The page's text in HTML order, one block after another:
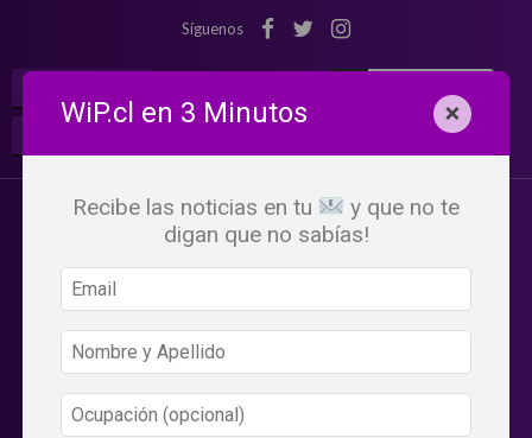
Síguenos
WiP.cl en 3 Minutos ×
Recibe las noticias en tu
y que no te
digan que no sabías!